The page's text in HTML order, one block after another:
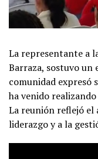
La representante a
Barraza, sostuvo un
comunidad expresó
ha venido
La reunión reflejó el
liderazgo y a la